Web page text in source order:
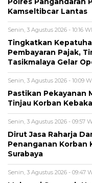
Kamseltibcar Lantas
Senin, 3 Agustus 2026 - 10:16
Tingkatkan
Pembayaran Pajak,
Tasikmalaya Gelar
Senin, 3 Agustus 2026 - 10:09
Pastikan Pekayanan
Tinjau Korban
Senin, 3 Agustus 2026 - 09:57
Dirut Jasa Raharja
Penanganan Korban
Surabaya
Senin, 3 Agustus 2026 - 09:47